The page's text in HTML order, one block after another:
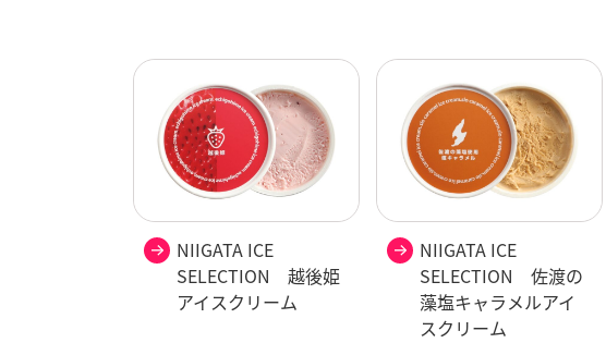
NIIGATA ICE
SELECTION 越後姫
アイスクリーム
NIIGATA ICE
SELECTION 佐渡の
藻塩キャラメルアイ
スクリーム